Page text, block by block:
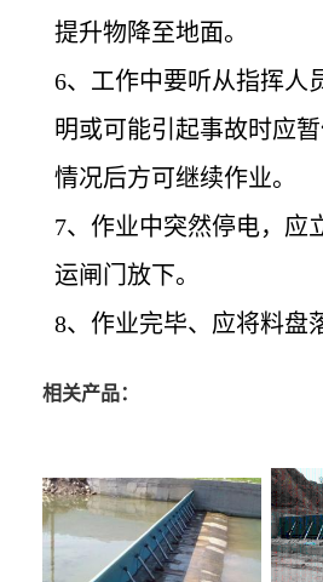
提升物降至地面。
6、工作中要听从指挥人
明或可能引起事故时应
情况后方可继续作业。
7、作业中突然停电，应
运闸门放下。
8、作业完毕、应将料盘
相关产品：